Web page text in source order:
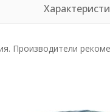
Производители